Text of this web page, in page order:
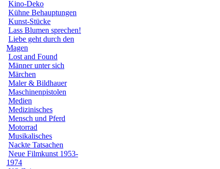
Kino-Deko
Kühne Behauptungen
Kunst-Stücke
Lass Blumen sprechen!
Liebe geht durch den
Magen
Lost and Found
Männer unter sich
Märchen
Maler & Bildhauer
Maschinenpistolen
Medien
Medizinisches
Mensch und Pferd
Motorrad
Musikalisches
Nackte Tatsachen
Neue Filmkunst 1953-
1974